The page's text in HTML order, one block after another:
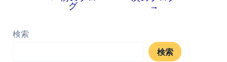
グ
→
検索
検索